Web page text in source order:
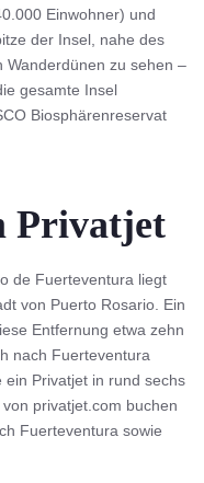
Einwohner) und
der Insel, nahe des
Wanderdünen zu sehen –
gesamte Insel
Biosphärenreservat
Privatjet
de Fuerteventura liegt
von Puerto Rosario. Ein
Entfernung etwa zehn
nach Fuerteventura
ein Privatjet in rund sechs
privatjet.com buchen
Fuerteventura sowie